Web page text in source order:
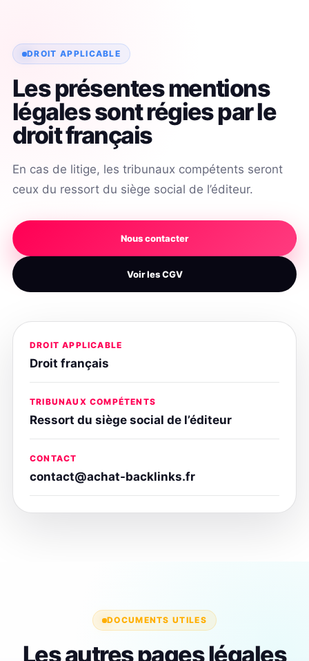
DROIT APPLICABLE
Les présentes mentions
légales sont régies par le
droit français
En cas de litige, les tribunaux compétents seront
ceux du ressort du siège social de l’éditeur.
Nous contacter
Voir les CGV
DROIT APPLICABLE
Droit français
TRIBUNAUX COMPÉTENTS
Ressort du siège social de l’éditeur
CONTACT
contact@achat-backlinks.fr
DOCUMENTS UTILES
Les autres pages légales